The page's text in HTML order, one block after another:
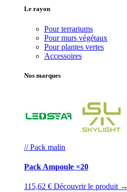
Le rayon
Pour terrariums
Pour murs végétaux
Pour plantes vertes
Accessoires
Nos marques
// Pack malin
Pack Ampoule ×20
115,62 € Découvrir le produit →